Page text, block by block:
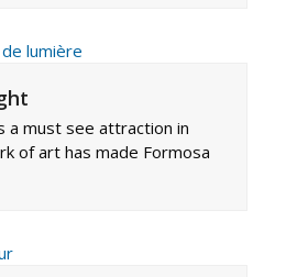
a must see attraction in
of art has made Formosa